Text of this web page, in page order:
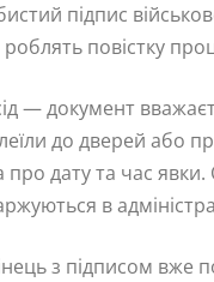
підпис
повістку
— документ
до дверей або
дату та час
в
з підписом вже